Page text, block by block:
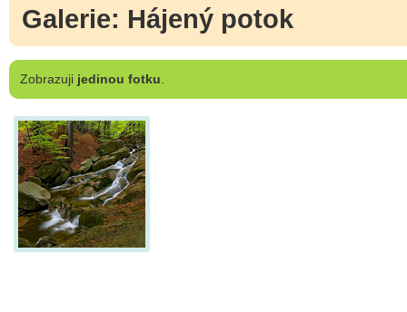
Galerie: Hájený potok
Zobrazuji jedinou fotku